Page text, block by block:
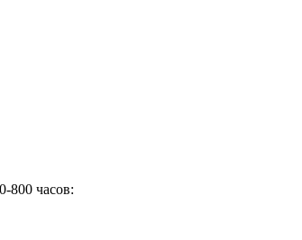
800 часов: